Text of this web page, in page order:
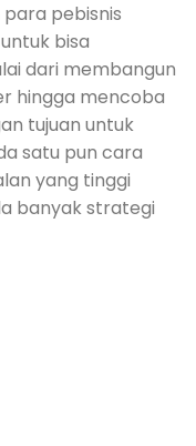
pebisnis
bisa
dari membangun
hingga mencoba
tujuan untuk
satu pun cara
yang tinggi
banyak strategi